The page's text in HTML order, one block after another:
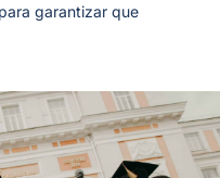
garantizar que